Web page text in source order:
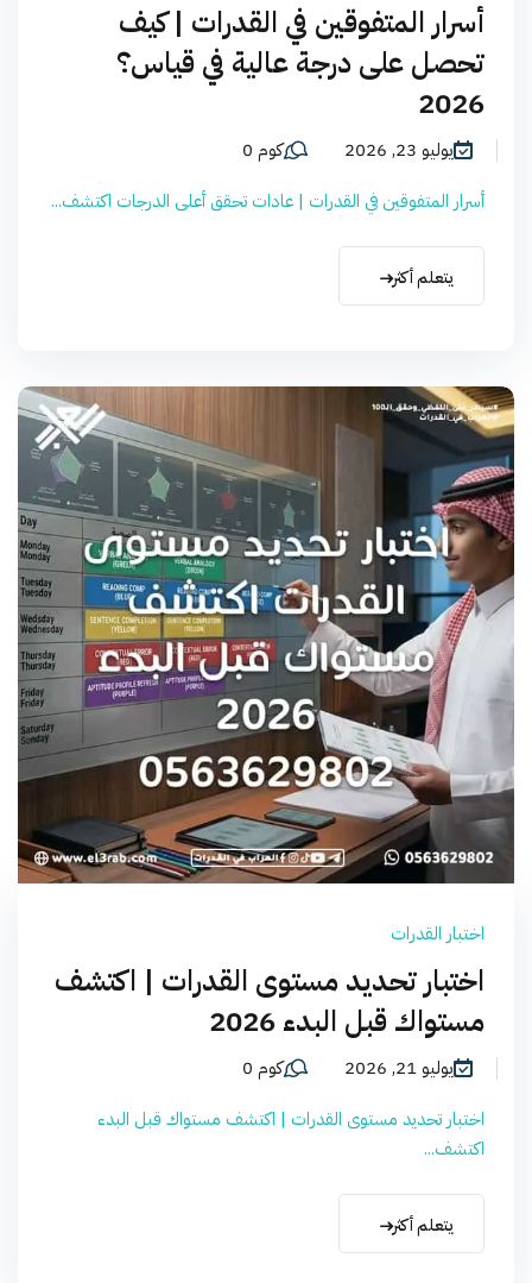
أسرار المتفوقين في القدرات | كيف
تحصل على درجة عالية في قياس؟
2026
يوليو 23, 2026
كوم 0
أسرار المتفوقين في القدرات | عادات تحقق أعلى الدرجات اكتشف...
يتعلم أكثر
اختبار القدرات
اختبار تحديد مستوى القدرات | اكتشف
مستواك قبل البدء 2026
يوليو 21, 2026
كوم 0
اختبار تحديد مستوى القدرات | اكتشف مستواك قبل البدء
اكتشف...
يتعلم أكثر